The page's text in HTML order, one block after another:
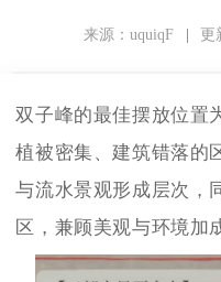
来源：uquiqF | 更
双子峰的最佳摆放位置
植被密集、建筑错落的
与流水景观形成层次，
区，兼顾美观与环境加